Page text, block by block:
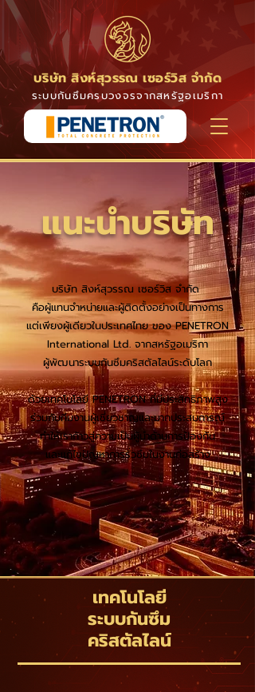
บริษัท สิงห์สุวรรณ เซอร์วิส จำกัด
ระบบกันซึมครบวงจรจากสหรัฐอเมริกา
แนะนำบริษัท
บริษัท สิงห์สุวรรณ เซอร์วิส จำกัด
คือผู้แทนจำหน่ายและผู้ติดตั้งอย่างเป็นทางการ
แต่เพียงผู้เดียวในประเทศไทย ของ PENETRON
International Ltd. จากสหรัฐอเมริกา
ผู้พัฒนาระบบกันซึมคริสตัลไลน์ระดับโลก
ด้วยเทคโนโลยี PENETRON ที่มีประสิทธิภาพสูง
ร่วมกับทีมงานผู้เชี่ยวชาญและมากประสบการณ์
ทำให้เราก้าวสู่ความเป็นผู้นำด้านการป้องกัน
และแก้ไขปัญหาการรั่วซึมในงานก่อสร้าง
เทคโนโลยี
ระบบกันซึม
คริสตัลไลน์